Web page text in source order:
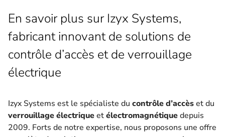
En savoir plus sur Izyx Systems,
fabricant innovant de solutions de
contrôle d’accès et de verrouillage
électrique
Izyx Systems est le spécialiste du contrôle d’accèset du
verrouillage électriqueetélectromagnétiquedepuis
2009. Forts de notre expertise, nous proposons une offre